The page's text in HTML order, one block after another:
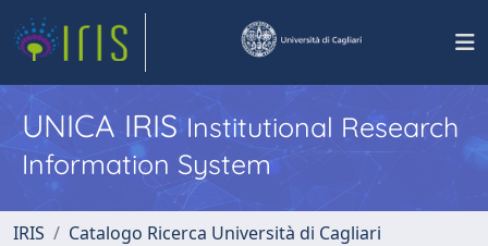
UNICA IRISInstitutional Research
Information System
IRIS
Catalogo Ricerca Università di Cagliari